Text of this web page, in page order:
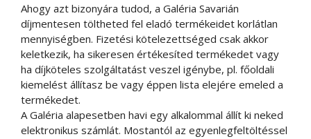
Ahogy azt bizonyára tudod, a Galéria Savarián
díjmentesen töltheted fel eladó termékeidet korlátlan
mennyiségben. Fizetési kötelezettséged csak akkor
keletkezik, ha sikeresen értékesíted termékedet vagy
ha díjköteles szolgáltatást veszel igénybe, pl. főoldali
kiemelést állítasz be vagy éppen lista elejére emeled a
termékedet.
A Galéria alapesetben havi egy alkalommal állít ki neked
elektronikus számlát. Mostantól az egyenlegfeltöltéssel